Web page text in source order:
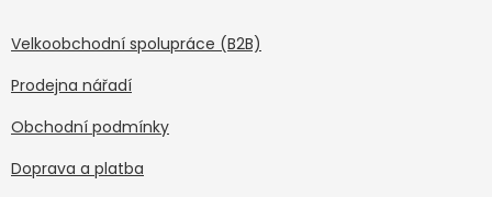
Velkoobchodní spolupráce (B2B)
Prodejna nářadí
Obchodní podmínky
Doprava a platba